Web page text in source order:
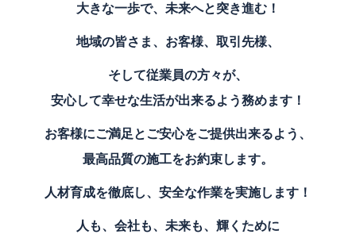
大きな一歩で、未来へと突き進む！
地域の皆さま、お客様、取引先様、
そして従業員の方々が、
安心して幸せな生活が出来るよう務めます！
お客様にご満足とご安心をご提供出来るよう、
最高品質の施工をお約束します。
人材育成を徹底し、安全な作業を実施します！
人も、会社も、未来も、輝くために